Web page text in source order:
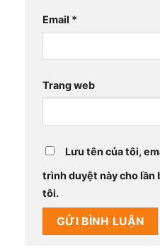
Email *
Trang web
Lưu tên của tôi,
trình duyệt này cho lần
tôi.